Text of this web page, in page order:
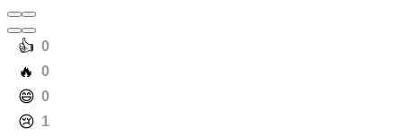
️👍 0
️🔥 0
️😄 0
️😢 1